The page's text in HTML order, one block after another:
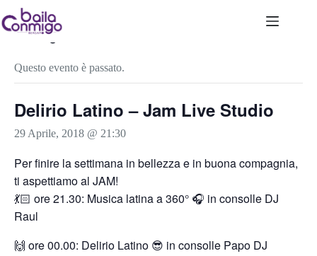
Salta
al
contenuto
« Tutti gli Eventi
Questo evento è passato.
Delirio Latino – Jam Live Studio
29 Aprile, 2018 @ 21:30
Per finire la settimana in bellezza e in buona compagnia,
ti aspettiamo al JAM!
💃🏻 ore 21.30: Musica latina a 360° 🎧 in consolle DJ
Raul
🙌 ore 00.00: Delirio Latino 😎 in consolle Papo DJ